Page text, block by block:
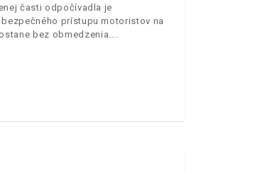
časti odpočívadla je
prístupu motoristov na
bez obmedzenia.